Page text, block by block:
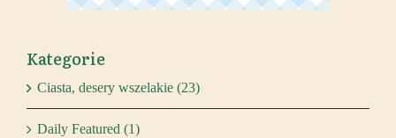
Kategorie
Ciasta, desery wszelakie (23)
Daily Featured (1)